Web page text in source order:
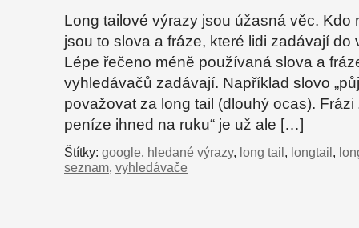
Long tailové výrazy jsou úžasná věc. Kdo
jsou to slova a fráze, které lidi zadávají do
Lépe řečeno méně používaná slova a
vyhledávačů zadávají. Například slovo
považovat za long tail (dlouhý ocas). Frázi
peníze ihned na ruku“ je už ale […]
Štítky: google, hledané výrazy, long tail , longtail ,
seznam, vyhledávače